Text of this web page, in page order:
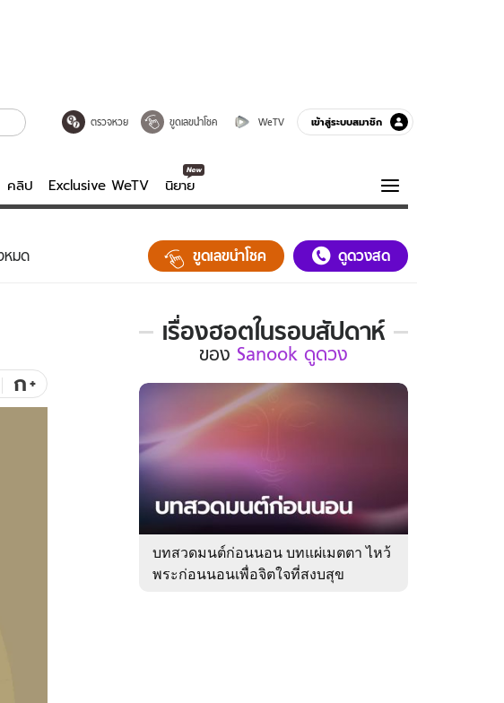
ตรวจหวย ขูดเลขนำโชค WeTV เข้าสู่ระบบสมาชิก
คลิป Exclusive WeTV นิยาย
คลิป
พอดแคสต์
ความรู้รอบตัว
ฮาวทู
หมด ขูดเลขนำโชค ดูดวงสด
ก+
เรื่องฮอตในรอบสัปดาห์
เรื่อง
ใน
รอบ
ของ
Sanook
ดูด
ของ Sanook ดูดวง
บทสวดมนต์ก่อนนอน บทแผ่เมตตา ไหว้
พระก่อนนอนเพื่อจิตใจที่สงบสุข